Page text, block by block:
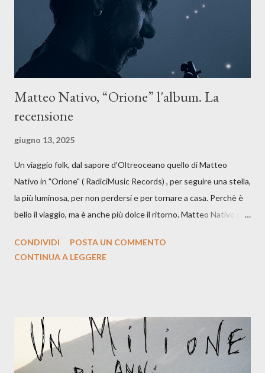
artistico con una composizi...
Matteo Nativo, “Orione” l'album. La
recensione
giugno 13, 2025
Un viaggio folk, dal sapore d'Oltreoceano quello di Matteo
Nativo in "Orione" ( RadiciMusic Records) , per seguire una stella,
la più luminosa, per non perdersi e per tornare a casa. Perchè è
bello il viaggio, ma è anche più dolce il ritorno. Matteo Nativo per
indubbiamente matura e consapevole oltre che con ottimi
Dicevamo. Ed è da qui che il nostro inizia questo concept
musicale, con " Che ora è" , raccontando la separazione dalla
moglie, del senso di sconfitta e del caldo afoso che opprime,
CONDIVIDI
POSTA UN COMMENTO
CONTINUA A LEGGERE